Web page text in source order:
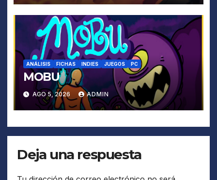
ANÁLISIS FICHAS INDIES JUEGOS PC
MOBU
AGO 5, 2026 ADMIN
Deja una respuesta